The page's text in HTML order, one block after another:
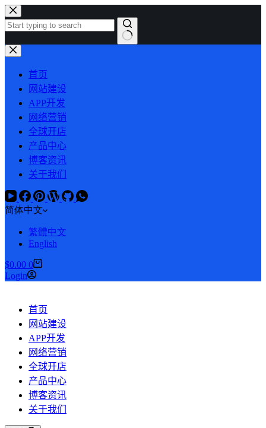
跳
过
容
首页
网站建设
APP开发
网络营销
全球开店
产品中心
博客资讯
关于我们
简体中文
繁體中文
English
购
物
$0.00 0
Login
首页
网站建设
APP开发
网络营销
全球开店
产品中心
博客资讯
关于我们